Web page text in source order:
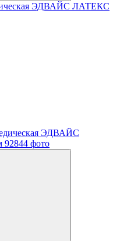
ЭДВАЙС ЛАТЕКС